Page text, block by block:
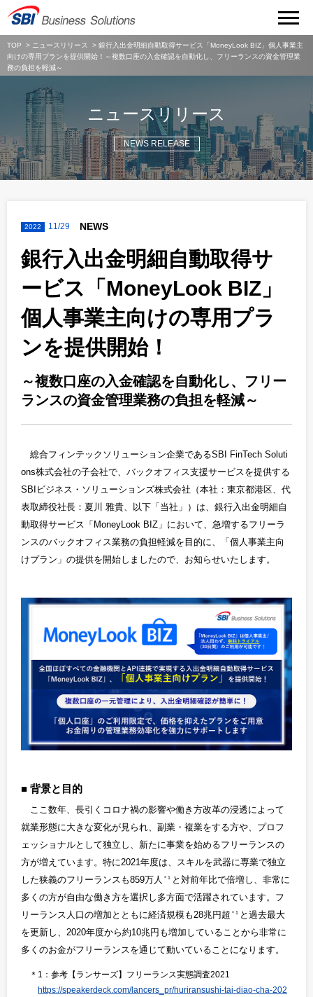
TOP ニュースリリース
銀行入出金明細自動取得サービス「MoneyLook BIZ」個人事業主
向けの専用プランを提供開始！～複数口座の入金確認を自動化し、フリーランスの資金管理業
務の負担を軽減～
ニュースリリース
NEWS RELEASE
2022 11/29 NEWS
銀行入出金明細自動取得サ
ービス「MoneyLook BIZ」
個人事業主向けの専用プラ
ンを提供開始！
～複数口座の入金確認を自動化し、フリー
ランスの資金管理業務の負担を軽減～
総合フィンテックソリューション企業であるSBI FinTech Soluti
ons株式会社の子会社で、バックオフィス支援サービスを提供する
SBIビジネス・ソリューションズ株式会社（本社：東京都港区、代
表取締役社長：夏川 雅貴、以下「当社」）は、銀行入出金明細自
動取得サービス「MoneyLook BIZ」において、急増するフリーラ
ンスのバックオフィス業務の負担軽減を目的に、「個人事業主向
けプラン」の提供を開始しましたので、お知らせいたします。
背景と目的
ここ数年、長引くコロナ禍の影響や働き方改革の浸透によって
就業形態に大きな変化が見られ、副業・複業をする方や、プロフ
ェッショナルとして独立し、新たに事業を始めるフリーランスの
方が増えています。特に2021年度は、スキルを武器に専業で独立
した狭義のフリーランスも859万人 ＊1
と対前年比で倍増し、非常に
多くの方が自由な働き方を選択し多方面で活躍されています。フ
リーランス人口の増加とともに経済規模も28兆円超 ＊1
と過去最大
を更新し、2020年度から約10兆円も増加していることから非常に
多くのお金がフリーランスを通じて動いていることになります。
＊1：参考【ランサーズ】フリーランス実態調査2021
https://speakerdeck.com/lancers_pr/huriransushi-tai-diao-cha-202